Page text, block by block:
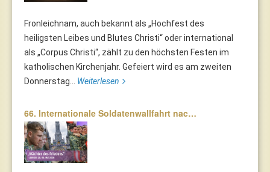
Fronleichnam, auch bekannt als „Hochfest des
heiligsten Leibes und Blutes Christi“ oder international
als „Corpus Christi“, zählt zu den höchsten Festen im
katholischen Kirchenjahr. Gefeiert wird es am zweiten
Donnerstag... Weiterlesen
66. Internationale Soldatenwallfahrt nac…